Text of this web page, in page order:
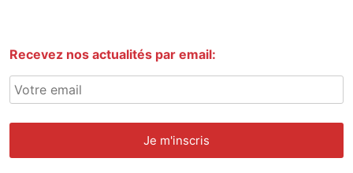
Recevez nos actualités par email: